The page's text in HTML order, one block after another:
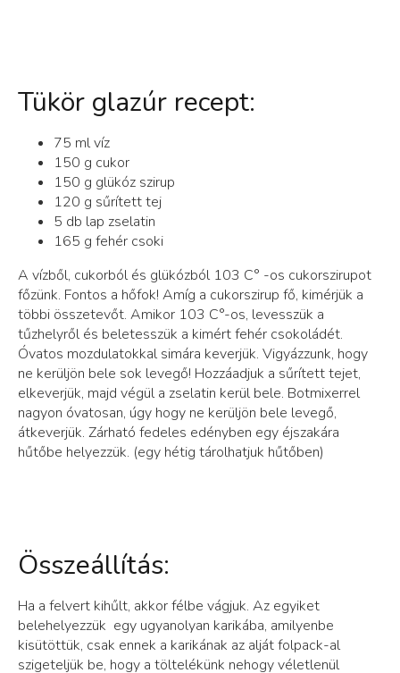
Tükör glazúr recept:
75 ml víz
150 g cukor
150 g glükóz szirup
120 g sűrített tej
5 db lap zselatin
165 g fehér csoki
A vízből, cukorból és glükózból 103 C° -os cukorszirupot
főzünk. Fontos a hőfok! Amíg a cukorszirup fő, kimérjük a
többi összetevőt. Amikor 103 C°-os, levesszük a
tűzhelyről és beletesszük a kimért fehér csokoládét.
Óvatos mozdulatokkal simára keverjük. Vigyázzunk, hogy
ne kerüljön bele sok levegő! Hozzáadjuk a sűrített tejet,
elkeverjük, majd végül a zselatin kerül bele. Botmixerrel
nagyon óvatosan, úgy hogy ne kerüljön bele levegő,
átkeverjük. Zárható fedeles edényben egy éjszakára
hűtőbe helyezzük. (egy hétig tárolhatjuk hűtőben)
Összeállítás:
Ha a felvert kihűlt, akkor félbe vágjuk. Az egyiket
belehelyezzük egy ugyanolyan karikába, amilyenbe
kisütöttük, csak ennek a karikának az alját folpack-al
szigeteljük be, hogy a töltelékünk nehogy véletlenül